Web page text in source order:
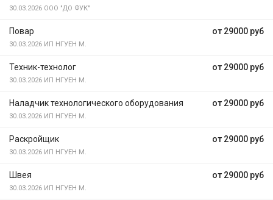
30.03.2026 ООО "ДО ФУК"
от 29000 руб
Повар
30.03.2026 ИП НГУЕН М.
от 29000 руб
Техник-технолог
30.03.2026 ИП НГУЕН М.
от 29000 руб
Наладчик технологического оборудования
30.03.2026 ИП НГУЕН М.
от 29000 руб
Раскройщик
30.03.2026 ИП НГУЕН М.
от 29000 руб
Швея
30.03.2026 ИП НГУЕН М.